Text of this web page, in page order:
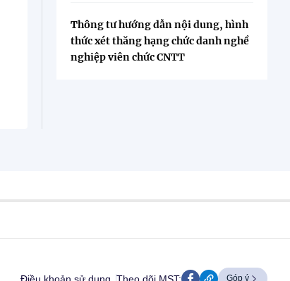
Thông tư hướng dẫn nội dung, hình
thức xét thăng hạng chức danh nghề
nghiệp viên chức CNTT
Điều khoản sử dụng Theo dõi MST: Góp ý